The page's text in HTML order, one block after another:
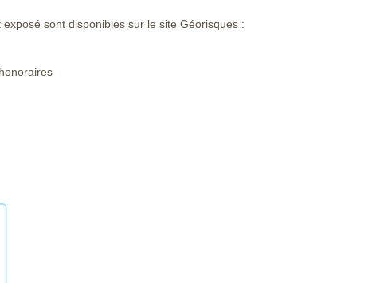
sont disponibles sur le site Géorisques :